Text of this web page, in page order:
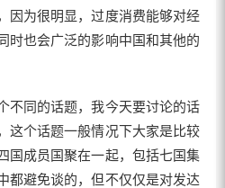
因为很明显，过度消费能够对经
时也会广泛的影响中国和其他的
同的话题，我今天要讨论的话
这个话题一般情况下大家是比较
国成员国聚在一起，包括七国集
都避免谈的，但不仅仅是对发达